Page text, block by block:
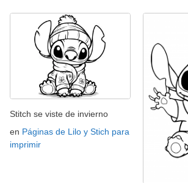
Stitch se viste de invierno
en Páginas de Lilo y Stich para
imprimir